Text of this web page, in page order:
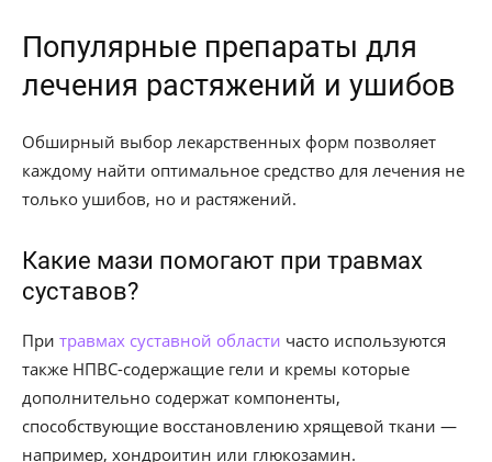
Популярные препараты для
лечения растяжений и ушибов
Обширный выбор лекарственных форм позволяет
каждому найти оптимальное средство для лечения не
только ушибов, но и растяжений.
Какие мази помогают при травмах
суставов?
При травмах суставной области часто используются
также НПВС-содержащие гели и кремы которые
дополнительно содержат компоненты,
способствующие восстановлению хрящевой ткани —
например, хондроитин или глюкозамин.